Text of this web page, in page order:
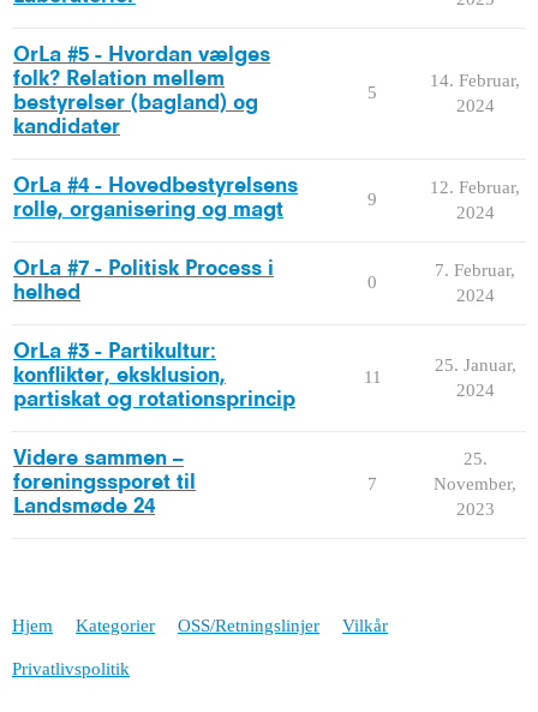
OrLa #5 - Hvordan vælges
folk? Relation mellem
bestyrelser (bagland) og
kandidater
5
14. Februar,
2024
OrLa #4 - Hovedbestyrelsens
rolle, organisering og magt
9
12. Februar,
2024
OrLa #7 - Politisk Process i
helhed
0
7. Februar,
2024
OrLa #3 - Partikultur:
konflikter, eksklusion,
partiskat og rotationsprincip
11
25. Januar,
2024
Videre sammen –
foreningssporet til
Landsmøde 24
7
25.
November,
2023
Hjem Kategorier OSS/Retningslinjer Vilkår
Privatlivspolitik